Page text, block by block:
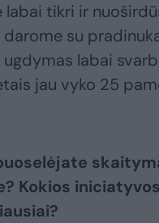
labai tikri ir
su
labai
jau vyko 25
Kokios